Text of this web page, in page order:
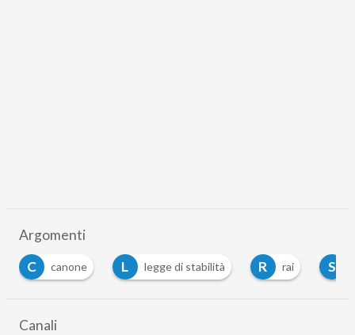
Argomenti
C
canone L legge di stabilità R rai S
Canali